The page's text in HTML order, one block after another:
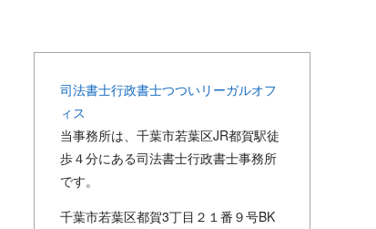
司法書士行政書士つついリーガルオフ
ィス
当事務所は、千葉市若葉区JR都賀駅徒
歩４分にある司法書士行政書士事務所
です。
千葉市若葉区都賀3丁目２１番９号BK